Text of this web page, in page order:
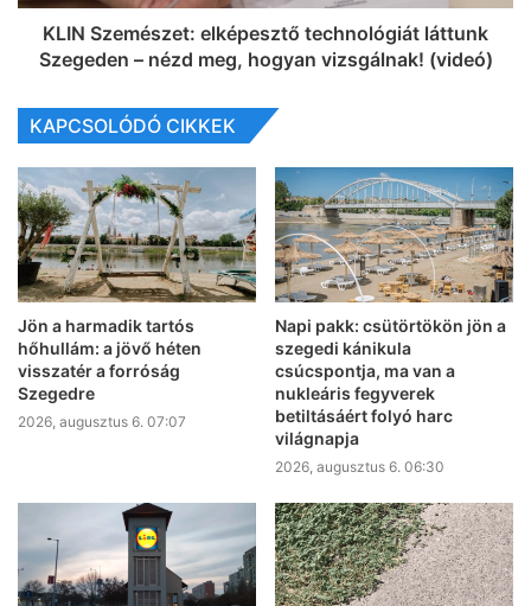
KLIN Szemészet: elképesztő technológiát láttunk
Szegeden – nézd meg, hogyan vizsgálnak! (videó)
KAPCSOLÓDÓ CIKKEK
Jön a harmadik tartós
hőhullám: a jövő héten
visszatér a forróság
Szegedre
2026, augusztus 6. 07:07
Napi pakk: csütörtökön jön a
szegedi kánikula
csúcspontja, ma van a
nukleáris fegyverek
betiltásáért folyó harc
világnapja
2026, augusztus 6. 06:30